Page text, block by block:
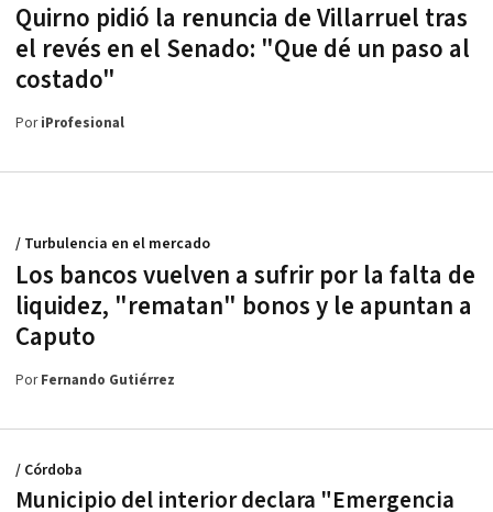
Quirno pidió la renuncia de Villarruel tras
el revés en el Senado: "Que dé un paso al
costado"
PoriProfesional
Los bancos vuelven a sufrir por la falta de
liquidez, "rematan" bonos y le apuntan a
Caputo
/ Turbulencia en el mercado
PorFernando Gutiérrez
Municipio del interior declara "Emergencia
/ Córdoba